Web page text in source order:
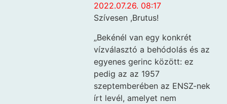
2022.07.26. 08:17
Szívesen ,Brutus!
„Bekénél van egy konkrét
vízválasztó a behódolás és az
egyenes gerinc között: ez
pedig az az 1957
szeptemberében az ENSZ-nek
írt levél, amelyet nem